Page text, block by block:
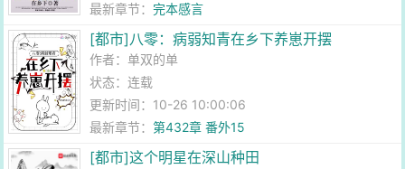
最新章节：完本感言
[都市]八零：病弱知青在乡下养崽开摆
作者：单双的单
状态：连载
更新时间：10-26 10:00:06
最新章节：第432章 番外15
[都市]这个明星在深山种田